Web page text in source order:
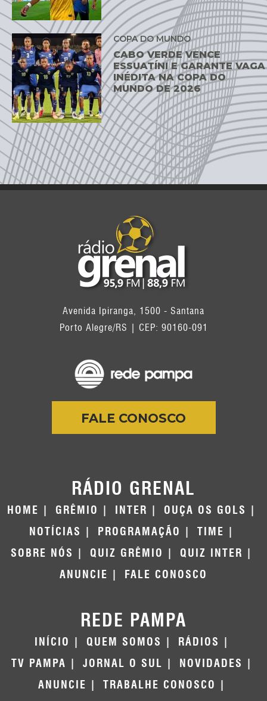
COPA DO MUNDO
CABO VERDE VENCE
ESSUATÍNI E GARANTE VAGA
INÉDITA NA COPA DO
MUNDO DE 2026
Avenida Ipiranga, 1500 - Santana
Porto Alegre/RS | CEP: 90160-091
FALE CONOSCO
RÁDIO GRENAL
HOME GRÊMIO INTER
OUÇA OS GOLS
NOTÍCIAS
PROGRAMAÇÃO
TIME
SOBRE NÓS
QUIZ GRÊMIO
QUIZ INTER
ANUNCIE
FALE CONOSCO
REDE PAMPA
INÍCIO QUEM SOMOS
RÁDIOS
TV PAMPA
JORNAL O SUL
NOVIDADES
ANUNCIE
TRABALHE CONOSCO